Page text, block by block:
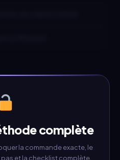
complète
la commande exacte, le
et la checklist complète.